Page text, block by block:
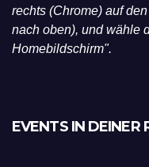
rechts (Chrome) auf
nach oben), und wähle
Homebildschirm".
EVENTS IN DEINER